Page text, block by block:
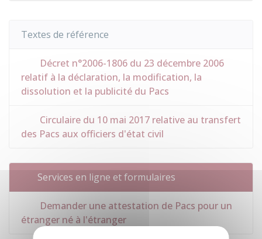
Textes de référence
Décret n°2006-1806 du 23 décembre 2006
relatif à la déclaration, la modification, la
dissolution et la publicité du Pacs
Circulaire du 10 mai 2017 relative au transfert
des Pacs aux officiers d'état civil
Services en ligne et formulaires
Demander une attestation de Pacs pour un
étranger né à l'étranger